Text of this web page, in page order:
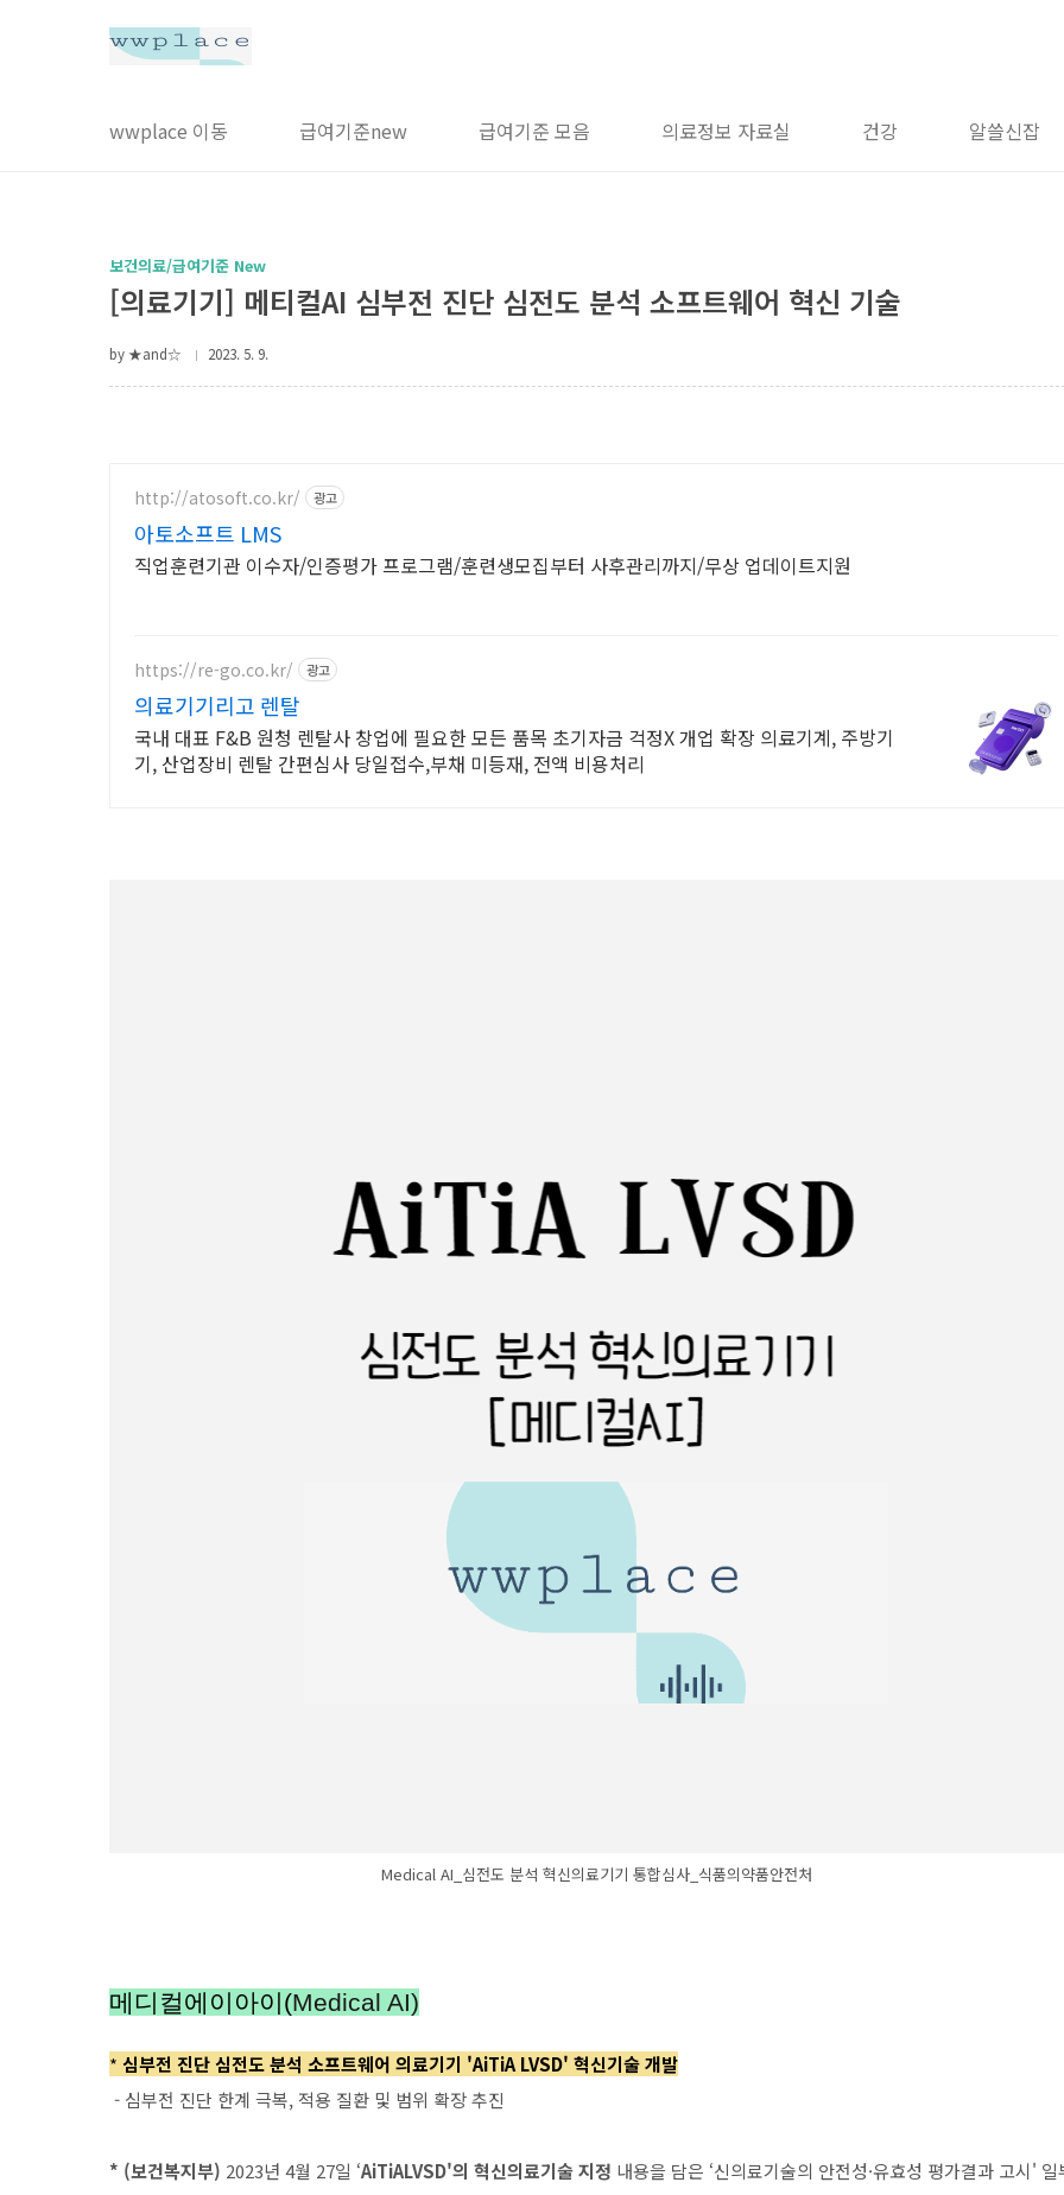
wwplace 이동 급여기준new 급여기준 모음 의료정보 자료실 건강 알쓸신잡
보건의료/급여기준 New
[의료기기] 메티컬AI 심부전 진단 심전도 분석 소프트웨어 혁신 기술
by ★and☆ 2023. 5. 9.
http://atosoft.co.kr/ 광고
아토소프트 LMS
직업훈련기관 이수자/인증평가 프로그램/훈련생모집부터 사후관리까지/무상 업데이트지원
https://re-go.co.kr/ 광고
의료기기리고 렌탈
국내 대표 F&B 원청 렌탈사 창업에 필요한 모든 품목 초기자금 걱정X 개업 확장 의료기계, 주방기
기, 산업장비 렌탈 간편심사 당일접수,부채 미등재, 전액 비용처리
Medical AI_심전도 분석 혁신의료기기 통합심사_식품의약품안전처
메디컬에이아이(Medical AI)
* 심부전 진단 심전도 분석 소프트웨어 의료기기 'AiTiA LVSD' 혁신기술 개발
- 심부전 진단 한계 극복, 적용 질환 및 범위 확장 추진
* (보건복지부) 2023년 4월 27일 ‘AiTiALVSD'의 혁신의료기술 지정 내용을 담은 ‘신의료기술의 안전성·유효성 평가결과 고시' 일